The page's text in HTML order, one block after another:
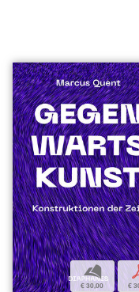
b
€ 30,00 €